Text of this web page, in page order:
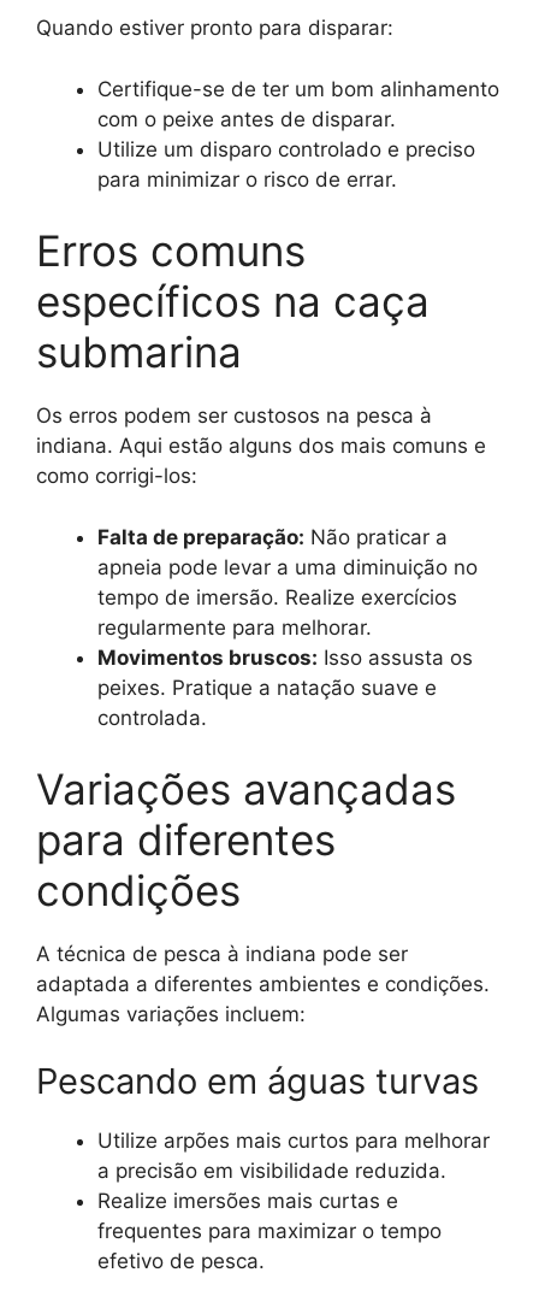
Quando estiver pronto para disparar:
Certifique-se de ter um bom alinhamento
com o peixe antes de disparar.
Utilize um disparo controlado e preciso
para minimizar o risco de errar.
Erros comuns
específicos na caça
submarina
Os erros podem ser custosos na pesca à
indiana. Aqui estão alguns dos mais comuns e
como corrigi-los:
Falta de preparação: Não praticar a
apneia pode levar a uma diminuição no
tempo de imersão. Realize exercícios
regularmente para melhorar.
Movimentos bruscos: Isso assusta os
peixes. Pratique a natação suave e
controlada.
Variações avançadas
para diferentes
condições
A técnica de pesca à indiana pode ser
adaptada a diferentes ambientes e condições.
Algumas variações incluem:
Pescando em águas turvas
Utilize arpões mais curtos para melhorar
a precisão em visibilidade reduzida.
Realize imersões mais curtas e
frequentes para maximizar o tempo
efetivo de pesca.